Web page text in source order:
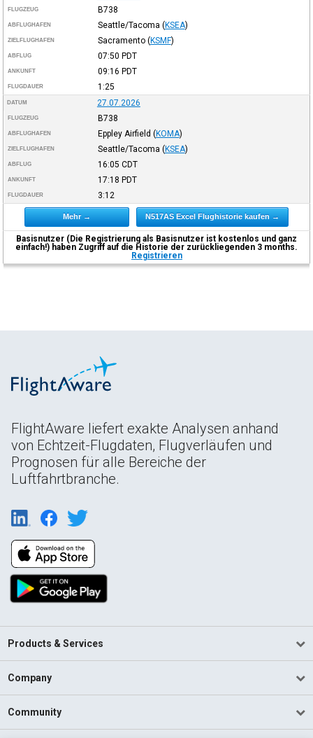
FLUGZEUG B738
ABFLUGHAFEN Seattle/Tacoma (KSEA)
ZIELFLUGHAFEN Sacramento (KSMF)
ABFLUG 07:50 PDT
ANKUNFT 09:16 PDT
FLUGDAUER 1:25
DATUM 27.07.2026
FLUGZEUG B738
ABFLUGHAFEN Eppley Airfield (KOMA)
ZIELFLUGHAFEN Seattle/Tacoma (KSEA)
ABFLUG 16:05 CDT
ANKUNFT 17:18 PDT
FLUGDAUER 3:12
Mehr → N517AS Excel Flughistorie kaufen →
Basisnutzer (Die Registrierung als Basisnutzer ist kostenlos und ganz
einfach!) haben Zugriff auf die Historie der zurückliegenden 3 months.
Registrieren
FlightAware liefert exakte Analysen anhand
von Echtzeit-Flugdaten, Flugverläufen und
Prognosen für alle Bereiche der
Luftfahrtbranche.
Products & Services
Company
Community